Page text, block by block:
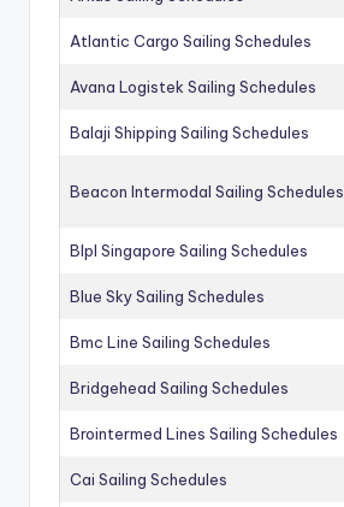
Atlantic Cargo Sailing Schedules
Avana Logistek Sailing Schedules
Balaji Shipping Sailing Schedules
Beacon Intermodal Sailing Schedules
Blpl Singapore Sailing Schedules
Blue Sky Sailing Schedules
Bmc Line Sailing Schedules
Bridgehead Sailing Schedules
Brointermed Lines Sailing Schedules
Cai Sailing Schedules